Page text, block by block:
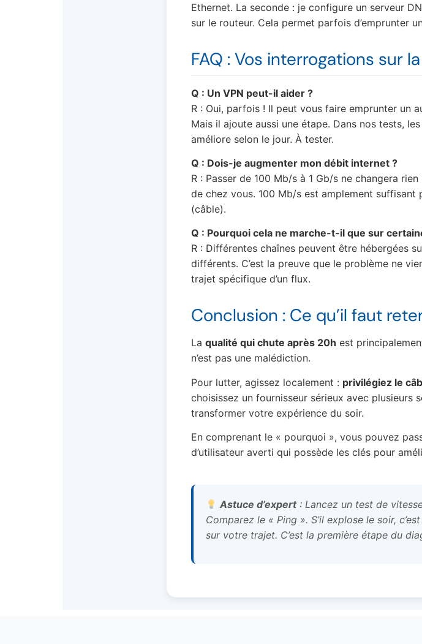
Ethernet. La seconde : je configure un serveur
sur le routeur. Cela permet parfois d’emprunter
FAQ : Vos interrogations sur
Q : Un VPN peut-il aider ?
R : Oui, parfois ! Il peut vous faire emprunter un
Mais il ajoute aussi une étape. Dans nos tests,
améliore selon le jour. À tester.
Q : Dois-je augmenter mon débit internet ?
R : Passer de 100 Mb/s à 1 Gb/s ne changera
de chez vous. 100 Mb/s est amplement suffisant
(câble).
Q : Pourquoi cela ne marche-t-il que sur
R : Différentes chaînes peuvent être hébergées
différents. C’est la preuve que le problème ne
trajet spécifique d’un flux.
Conclusion : Ce qu’il faut
La qualité qui chute après 20h est
n’est pas une malédiction.
Pour lutter, agissez localement : privilégiez le
choisissez un fournisseur sérieux avec plusieurs
transformer votre expérience du soir.
En comprenant le « pourquoi », vous pouvez
d’utilisateur averti qui possède les clés pour
Astuce d’expert: Lancez un test de
Comparez le « Ping ». S’il explose le soir,
sur votre trajet. C’est la première étape du